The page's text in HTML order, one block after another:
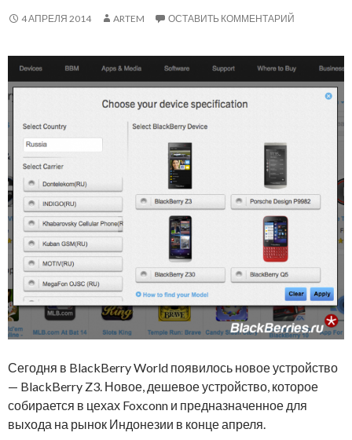
4 АПРЕЛЯ 2014 ARTEM ОСТАВИТЬ КОММЕНТАРИЙ
Сегодня в BlackBerry World появилось новое устройство
— BlackBerry Z3. Новое, дешевое устройство, которое
собирается в цехах Foxconn и предназначенное для
выхода на рынок Индонезии в конце апреля.